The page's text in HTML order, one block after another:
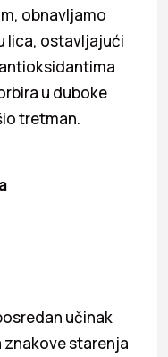
obnavljamo
lica, ostavljajući
u duboke
tretman.
učinak
znakove starenja